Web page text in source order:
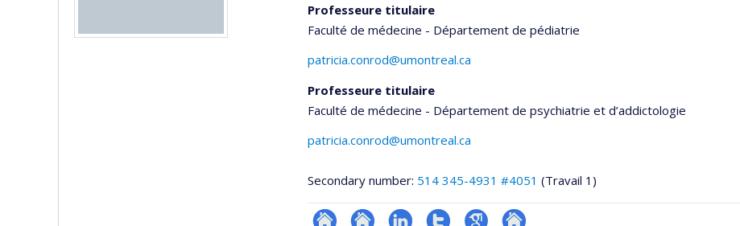
Professeure titulaire
Faculté de médecine - Département de pédiatrie
patricia.conrod@umontreal.ca
Professeure titulaire
Faculté de médecine - Département de psychiatrie et d’addictologie
patricia.conrod@umontreal.ca
Secondary number: 514 345-4931 #4051 (Travail 1)